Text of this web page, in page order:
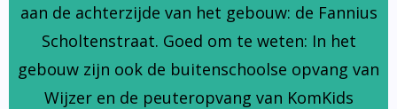
aan de achterzijde van het gebouw: de Fannius
Scholtenstraat. Goed om te weten: In het
gebouw zijn ook de buitenschoolse opvang van
Wijzer en de peuteropvang van KomKids